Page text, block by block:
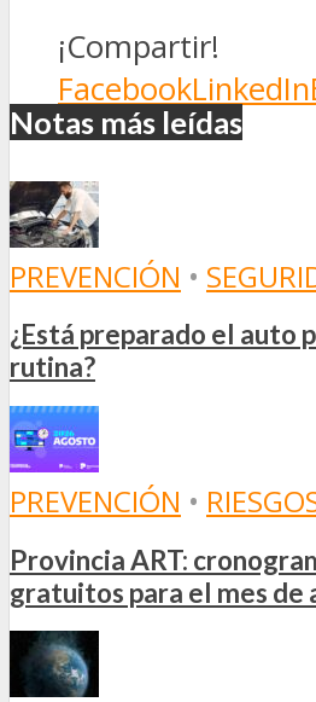
¡Compartir!
FacebookLinkedIn
Notas más leídas
PREVENCIÓN •
¿Está preparado el auto
rutina?
PREVENCIÓN •
Provincia ART:
gratuitos para el mes de